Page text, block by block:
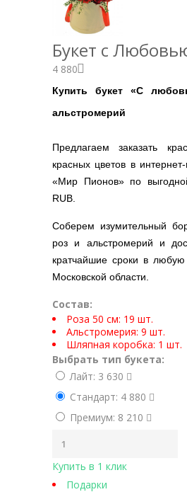
Букет с
4 880
Купить букет «С
альстромерий
Предлагаем заказать
красных цветов в
«Мир Пионов» по
RUB
Соберем изумительный
роз и альстромерий и
кратчайшие сроки в
Московской области.
Состав:
Роза 50 см: 19 шт.
Альстромерия: 9 шт.
Шляпная коробка: 1 шт.
Выбрать тип букета:
Лайт: 3 630
Стандарт: 4 880
Премиум: 8 210
Купить в 1 клик
Подарки